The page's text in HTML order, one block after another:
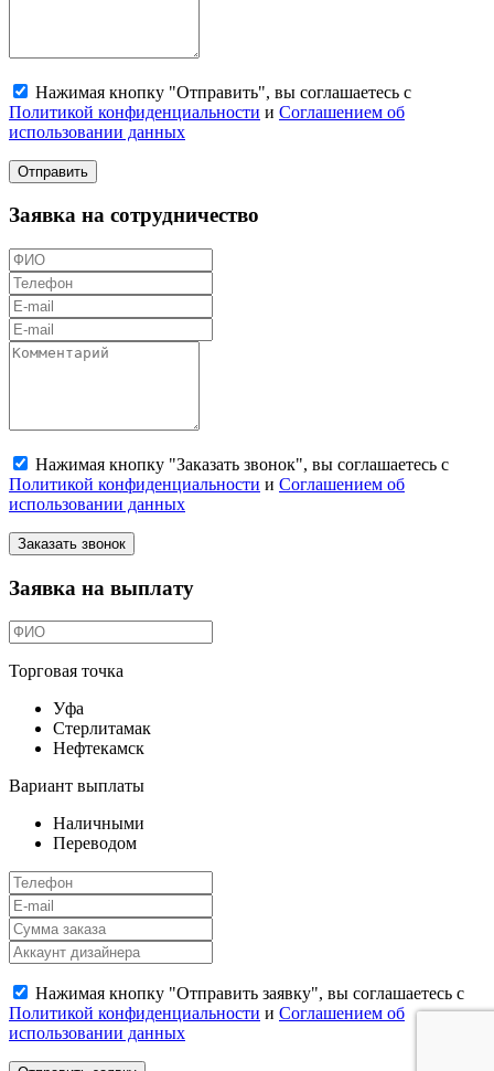
Нажимая кнопку "Отправить", вы соглашаетесь с
Политикой конфиденциальности и Соглашением об
использовании данных
Отправить
Заявка на сотрудничество
Нажимая кнопку "Заказать звонок", вы соглашаетесь с
Политикой конфиденциальности и Соглашением об
использовании данных
Заказать звонок
Заявка на выплату
Торговая точка
Уфа
Стерлитамак
Нефтекамск
Вариант выплаты
Наличными
Переводом
Нажимая кнопку "Отправить заявку", вы соглашаетесь с
Политикой конфиденциальности и Соглашением об
использовании данных